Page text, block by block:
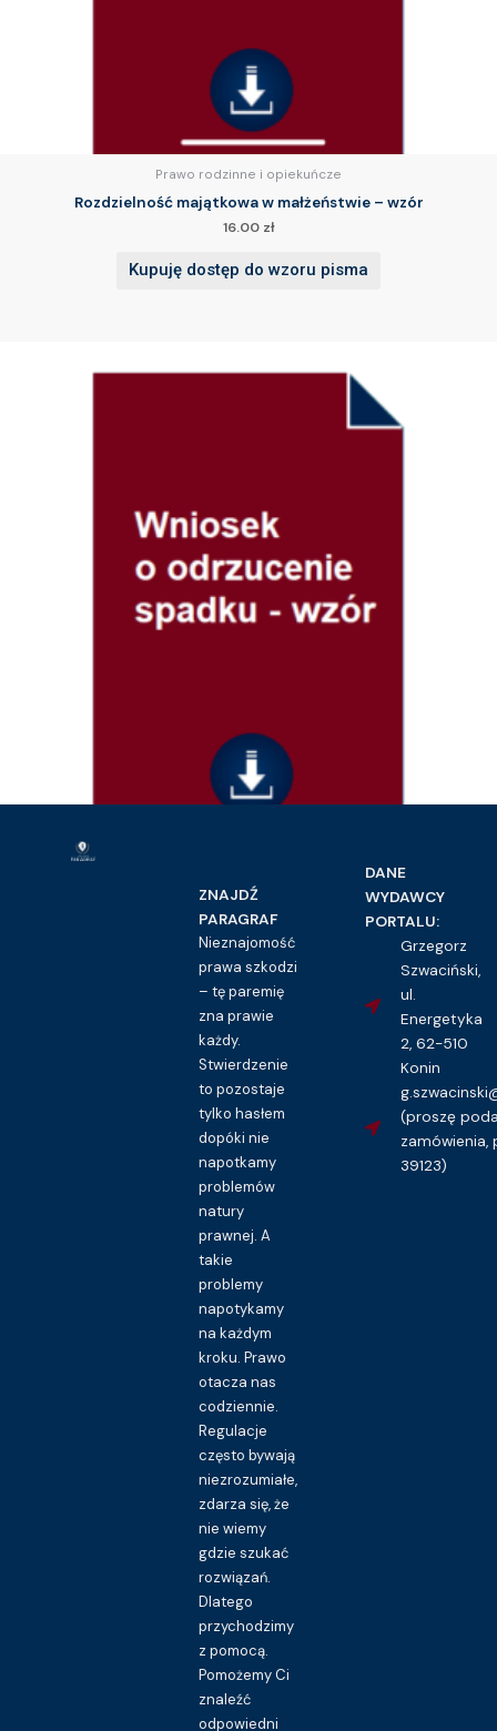
Prawo rodzinne i opiekuńcze
Rozdzielność majątkowa w małżeństwie – wzór
16.00 zł
Kupuję dostęp do wzoru pisma
Wniosek o odrzucenie spadku – wzór
16.00zł
Kupuję dostęp do wzoru pisma
ZNAJDŹ
PARAGRAF
Nieznajomość
prawa szkodzi
– tę paremię
zna prawie
każdy.
Stwierdzenie
to pozostaje
tylko hasłem
dopóki nie
napotkamy
problemów
natury
prawnej. A
takie
problemy
napotykamy
na każdym
kroku. Prawo
otacza nas
codziennie.
Regulacje
często bywają
niezrozumiałe,
zdarza się, że
nie wiemy
gdzie szukać
rozwiązań.
Dlatego
przychodzimy
z pomocą.
Pomożemy Ci
znaleźć
odpowiedni
DANE
WYDAWCY
PORTALU:
Grzegorz
Szwaciński,
ul.
Energetyka
2, 62-510
Konin
(proszę
zamówienia,
39123)